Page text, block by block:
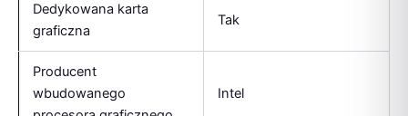
Dedykowana karta
graficzna
Tak
Producent
wbudowanego
Intel